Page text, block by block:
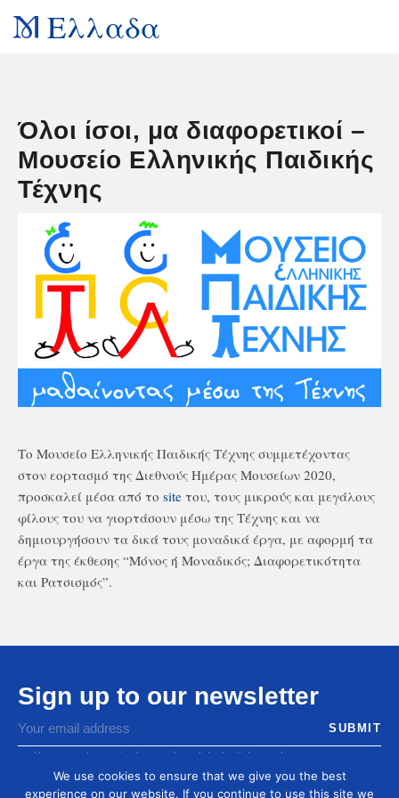
Ελλαδα
Όλοι ίσοι, μα διαφορετικοί –
Μουσείο Ελληνικής Παιδικής
Τέχνης
Το Μουσείο Ελληνικής Παιδικής Τέχνης συμμετέχοντας
στον εορτασμό της Διεθνούς Ημέρας Μουσείων 2020,
προσκαλεί μέσα από το site του, τους μικρούς και μεγάλους
φίλους του να γιορτάσουν μέσω της Τέχνης και να
δημιουργήσουν τα δικά τους μοναδικά έργα, με αφορμή τα
έργα της έκθεσης “Μόνος ή Μοναδικός; Διαφορετικότητα
και Ρατσισμός”.
Sign up to our newsletter
You agree to receive by email our latest articles and
We use cookies to ensure that we give you the best
experience on our website. If you continue to use this site we